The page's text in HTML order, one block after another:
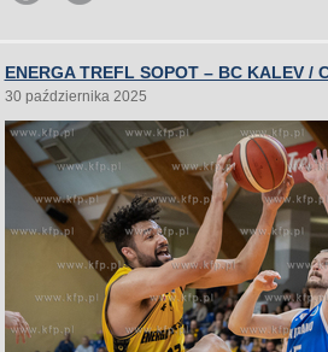
ENERGA TREFL SOPOT – BC KALEV /
30 października 2025